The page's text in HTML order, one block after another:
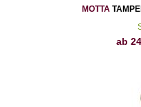
MOTTA
ab